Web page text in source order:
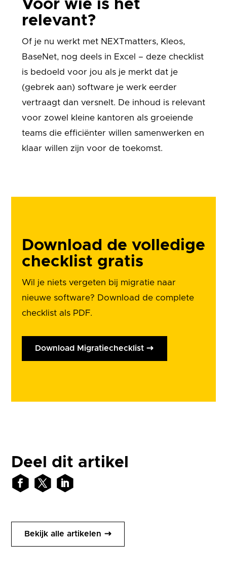
Voor wie is het
relevant?
Of je nu werkt met NEXTmatters, Kleos,
BaseNet, nog deels in Excel – deze checklist
is bedoeld voor jou als je merkt dat je
(gebrek aan) software je werk eerder
vertraagt dan versnelt. De inhoud is relevant
voor zowel kleine kantoren als groeiende
teams die efficiënter willen samenwerken en
klaar willen zijn voor de toekomst.
Download de volledige
checklist gratis
Wil je niets vergeten bij migratie naar
nieuwe software? Download de complete
checklist als PDF.
Download Migratiechecklist
Deel dit artikel
Bekijk alle artikelen